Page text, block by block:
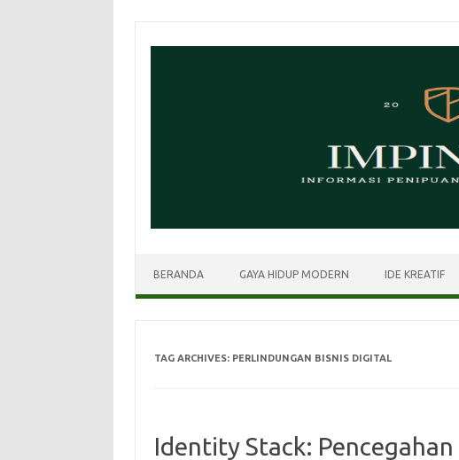
BERANDA GAYA HIDUP MODERN IDE KREATIF
TAG ARCHIVES: PERLINDUNGAN BISNIS DIGITAL
Identity Stack: